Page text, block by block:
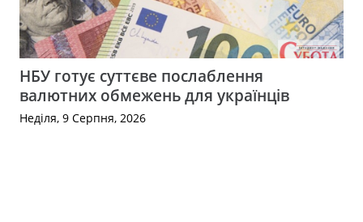
НБУ готує суттєве послаблення
валютних обмежень для українців
Неділя, 9 Серпня, 2026